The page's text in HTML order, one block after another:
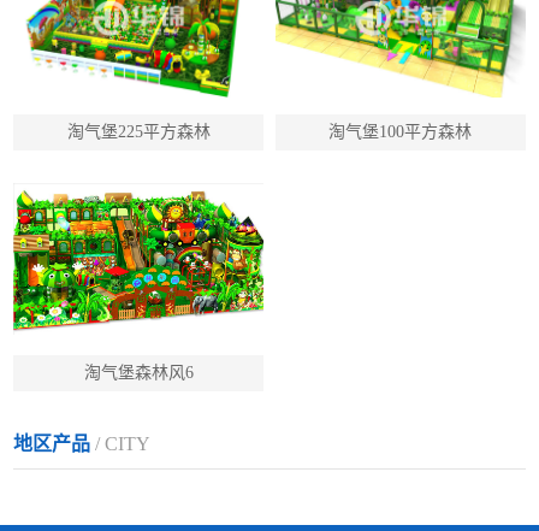
淘气堡225平方森林 淘气堡100平方森林
淘气堡森林风6
地区产品/ CITY